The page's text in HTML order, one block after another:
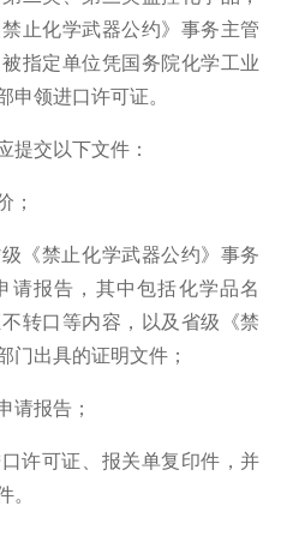
止化学武器公约》事务主管
指定单位凭国务院化学工业
申领进口许可证。
交以下文件：
；
禁止化学武器公约》事务
请报告，其中包括化学品名
转口等内容，以及省级《禁
门出具的证明文件；
报告；
可证、报关单复印件，并
。